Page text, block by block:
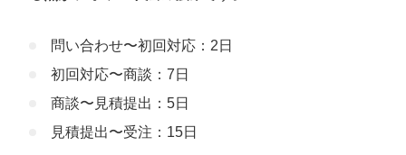
問い合わせ〜初回対応：2日
初回対応〜商談：7日
商談〜見積提出：5日
見積提出〜受注：15日